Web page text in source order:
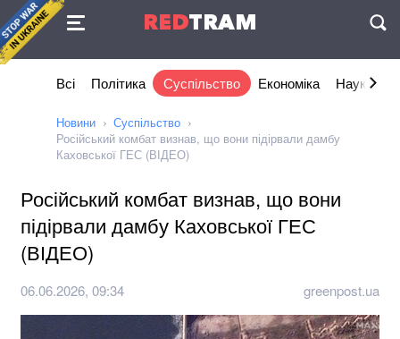
REDTRAM
Угода
Всі Політика Суспільство Економіка Наука та
Новини
Суспільство
Російський комбат визнав, що вони підірвали дамбу
Каховської ГЕС (ВІДЕО)
Російський комбат визнав, що вони
підірвали дамбу Каховської ГЕС
(ВІДЕО)
06.06.2026, 09:34 greenpost.ua